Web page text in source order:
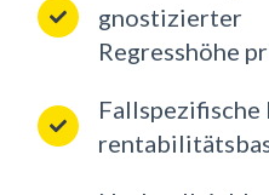
gnos­ti­zier­ter
Re­gress­hö­he